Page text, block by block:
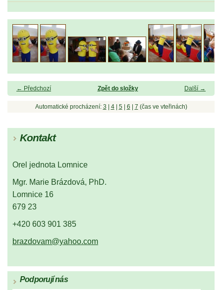
← Předchozí Další →
Zpět do složky
Automatické procházení: 3 4| 5| 6 7 (čas ve vteřinách)
Kontakt
Orel jednota Lomnice
Mgr. Marie Brázdová, PhD.
Lomnice 16
679 23
+420 603 901 385
brazdovam@yahoo.com
Podporují nás